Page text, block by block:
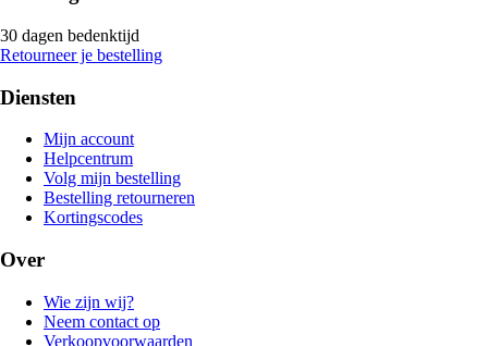
30 dagen bedenktijd
Retourneer je bestelling
Diensten
Mijn account
Helpcentrum
Volg mijn bestelling
Bestelling retourneren
Kortingscodes
Over
Wie zijn wij?
Neem contact op
Verkoopvoorwaarden